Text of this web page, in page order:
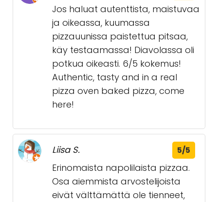
Jos haluat autenttista, maistuvaa
ja oikeassa, kuumassa
pizzauunissa paistettua pitsaa,
käy testaamassa! Diavolassa oli
potkua oikeasti. 6/5 kokemus!
Authentic, tasty and in a real
pizza oven baked pizza, come
here!
Liisa S. 5/5
Erinomaista napolilaista pizzaa.
Osa aiemmista arvostelijoista
eivät välttämättä ole tienneet,